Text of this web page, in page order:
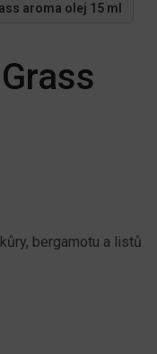
aroma olej 15 ml
bergamotu a listů